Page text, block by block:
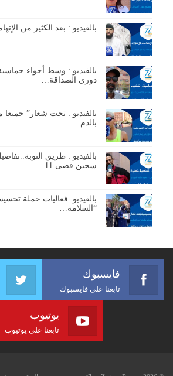
بالفيديو : بعد الكثير من
بالفيديو : وسط أجواء
دوري الصداقة…
بالفيديو : تحت شعار” جميعا
بالدم…
بالفيديو : طريق
سجين قضى 11…
بالفيديو..فعاليات حملة
“السلامة…
فايسبوك
تابعنا على فايسبوك
يوتيوب
تابعنا على يوتيوب